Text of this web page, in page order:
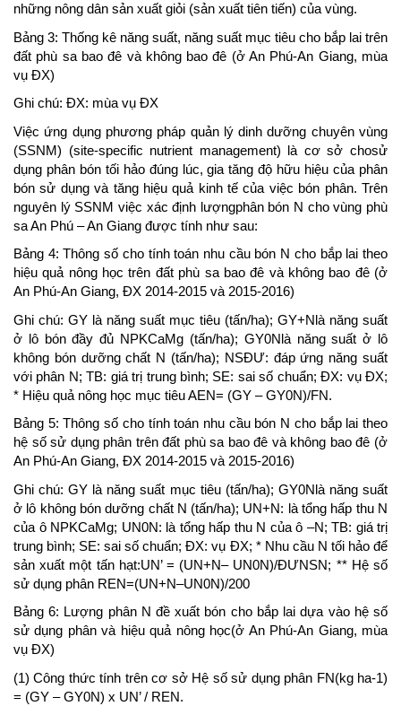
những nông dân sản xuất giỏi (sản xuất tiên tiến) của vùng.
Bảng 3: Thống kê năng suất, năng suất mục tiêu cho bắp lai trên
đất phù sa bao đê và không bao đê (ở An Phú-An Giang, mùa
vụ ĐX)
Ghi chú: ĐX: mùa vụ ĐX
Việc ứng dụng phương pháp quản lý dinh dưỡng chuyên vùng
(SSNM) (site-specific nutrient management) là cơ sở chosử
dụng phân bón tối hảo đúng lúc, gia tăng độ hữu hiệu của phân
bón sử dụng và tăng hiệu quả kinh tế của việc bón phân. Trên
nguyên lý SSNM việc xác định lượngphân bón N cho vùng phù
sa An Phú – An Giang được tính như sau:
Bảng 4: Thông số cho tính toán nhu cầu bón N cho bắp lai theo
hiệu quả nông học trên đất phù sa bao đê và không bao đê (ở
An Phú-An Giang, ĐX 2014-2015 và 2015-2016)
Ghi chú: GY là năng suất mục tiêu (tấn/ha); GY+Nlà năng suất
ở lô bón đầy đủ NPKCaMg (tấn/ha); GY0Nlà năng suất ở lô
không bón dưỡng chất N (tấn/ha); NSĐƯ: đáp ứng năng suất
với phân N; TB: giá trị trung bình; SE: sai số chuẩn; ĐX: vụ ĐX;
* Hiệu quả nông học mục tiêu AEN= (GY – GY0N)/FN.
Bảng 5: Thông số cho tính toán nhu cầu bón N cho bắp lai theo
hệ số sử dụng phân trên đất phù sa bao đê và không bao đê (ở
An Phú-An Giang, ĐX 2014-2015 và 2015-2016)
Ghi chú: GY là năng suất mục tiêu (tấn/ha); GY0Nlà năng suất
ở lô không bón dưỡng chất N (tấn/ha); UN+N: là tổng hấp thu N
của ô NPKCaMg; UN0N: là tổng hấp thu N của ô –N; TB: giá trị
trung bình; SE: sai số chuẩn; ĐX: vụ ĐX; * Nhu cầu N tối hảo để
sản xuất một tấn hạt:UN’ = (UN+N– UN0N)/ĐƯNSN; ** Hệ số
sử dụng phân REN=(UN+N–UN0N)/200
Bảng 6: Lượng phân N đề xuất bón cho bắp lai dựa vào hệ số
sử dụng phân và hiệu quả nông học(ở An Phú-An Giang, mùa
vụ ĐX)
(1) Công thức tính trên cơ sở Hệ số sử dụng phân FN(kg ha-1)
= (GY – GY0N) x UN’ / REN.